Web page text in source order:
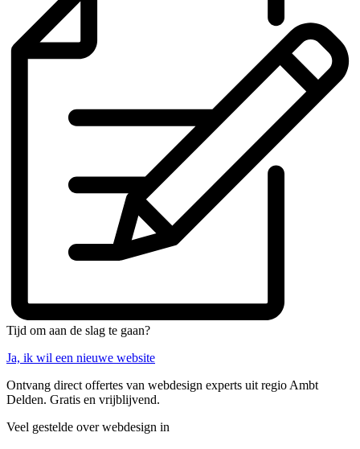
Tijd om aan de slag te gaan?
Ja, ik wil een nieuwe website
Ontvang direct offertes van webdesign experts uit regio Ambt
Delden. Gratis en vrijblijvend.
Veel gestelde over webdesign in